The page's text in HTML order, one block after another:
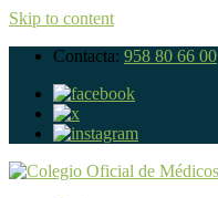
Skip to content
Contacta: 958 80 66 00